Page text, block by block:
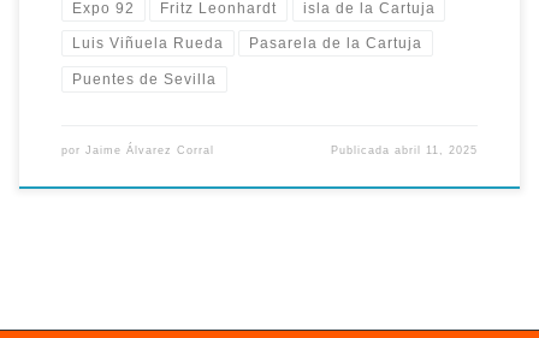
Expo 92 Fritz Leonhardt isla de la Cartuja
Luis Viñuela Rueda Pasarela de la Cartuja
Puentes de Sevilla
por Jaime Álvarez Corral Publicadaabril 11, 2025